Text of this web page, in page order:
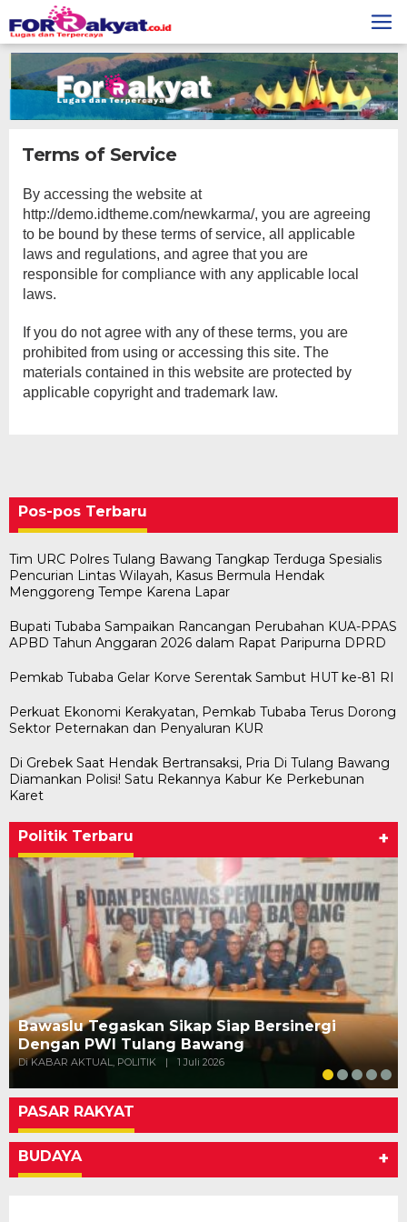
to
content
Terms of Service
|
19
Februari
2018
Oleh
Wadmin
By accessing the website at
http://demo.idtheme.com/newkarma/, you are agreeing
to be bound by these terms of service, all applicable
laws and regulations, and agree that you are
responsible for compliance with any applicable local
laws.
If you do not agree with any of these terms, you are
prohibited from using or accessing this site. The
materials contained in this website are protected by
applicable copyright and trademark law.
Pos-pos Terbaru
Tim URC Polres Tulang Bawang Tangkap Terduga Spesialis
Pencurian Lintas Wilayah, Kasus Bermula Hendak
Menggoreng Tempe Karena Lapar
Bupati Tubaba Sampaikan Rancangan Perubahan KUA-PPAS
APBD Tahun Anggaran 2026 dalam Rapat Paripurna DPRD
Pemkab Tubaba Gelar Korve Serentak Sambut HUT ke-81 RI
Perkuat Ekonomi Kerakyatan, Pemkab Tubaba Terus Dorong
Sektor Peternakan dan Penyaluran KUR
Di Grebek Saat Hendak Bertransaksi, Pria Di Tulang Bawang
Diamankan Polisi! Satu Rekannya Kabur Ke Perkebunan
Karet
Politik Terbaru +
Bawaslu Tegaskan Sikap Siap Bersinergi
Dengan PWI Tulang Bawang
Di KABAR AKTUAL, POLITIK | 1 Juli 2026
PASAR RAKYAT
BUDAYA +